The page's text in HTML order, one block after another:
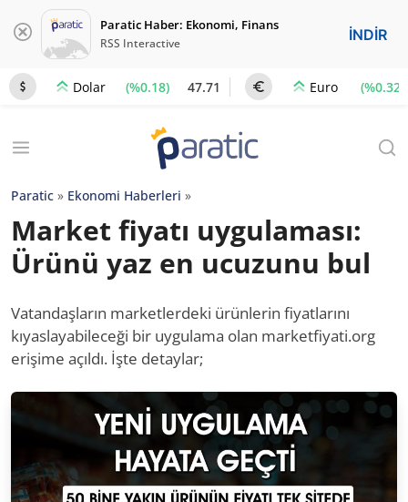
Paratic Haber: Ekonomi, Finans
RSS Interactive İNDİR
Dolar (%0.18) 47.71 Euro (%0.32)
Paratic » Ekonomi Haberleri »
Market fiyatı uygulaması:
Ürünü yaz en ucuzunu bul
Vatandaşların marketlerdeki ürünlerin fiyatlarını
kıyaslayabileceği bir uygulama olan marketfiyati.org
erişime açıldı. İşte detaylar;